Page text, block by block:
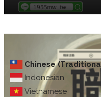
Chinese
Indonesian
Vietnamese